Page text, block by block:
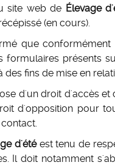
site web de Élevage
(en cours).
que
formulaires présents
des fins de mise en
d'un droit d'accès
d'opposition pour
d'étéest tenu de
Il doit notamment